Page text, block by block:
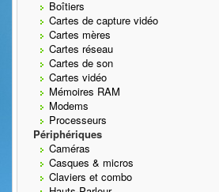
Boîtiers
Cartes de capture vidéo
Cartes mères
Cartes réseau
Cartes de son
Cartes vidéo
Mémoires RAM
Modems
Processeurs
Périphériques
Caméras
Casques & micros
Claviers et combo